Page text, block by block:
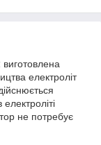
електроліт
не потребує